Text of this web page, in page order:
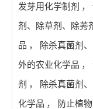
发芽用化学制剂 ，
剂、除草剂、除莠
品 ，
除杀真菌剂
外的农业化学品 ，
剂 ，
除杀真菌剂
化学品 ， 防止植